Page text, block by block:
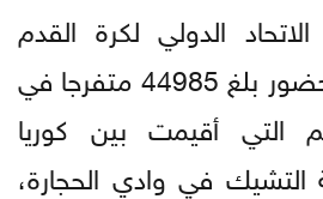
الدولي لكرة القدم
"الفيفا" أن عدد الحضور بلغ 44985 متفرجا في
التي أقيمت بين كوريا
التشيك في وادي الحجارة،